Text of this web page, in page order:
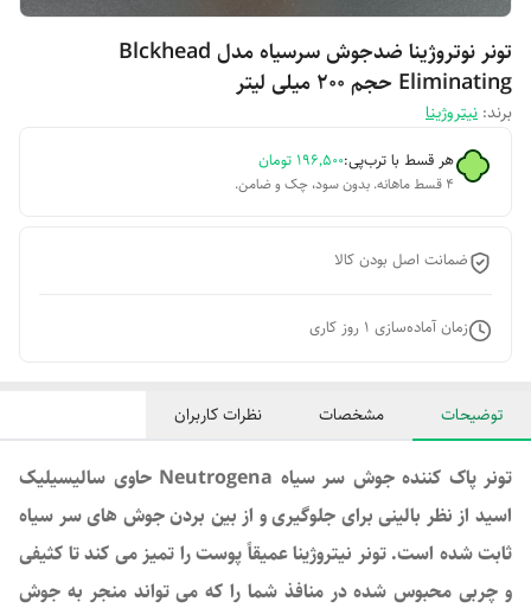
تونر نوتروژینا ضدجوش سرسیاه مدل Blckhead
Eliminating حجم 200 میلی لیتر
برند: نیتروژینا
هر قسط با ترب‌پی:۱۹۶٬۵۰۰ تومان
۴ قسط ماهانه. بدون سود، چک و ضامن.
ضمانت اصل بودن کالا
زمان آماده‌سازی 1 روز کاری
توضیحات مشخصات نظرات کاربران
تونر پاک کننده جوش سر سیاه Neutrogena حاوی سالیسیلیک
اسید از نظر بالینی برای جلوگیری و از بین بردن جوش های سر سیاه
ثابت شده است. تونر نیتروژینا عمیقاً پوست را تمیز می کند تا کثیفی
و چربی محبوس شده در منافذ شما را که می تواند منجر به جوش